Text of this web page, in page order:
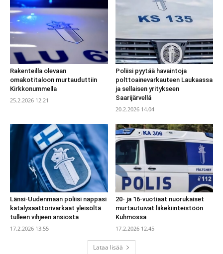
Rakenteilla olevaan
omakotitaloon murtauduttiin
Kirkkonummella
25.2.2026 12.21
Poliisi pyytää havaintoja
polttoainevarkauteen Laukaassa
ja sellaisen yritykseen
Saarijärvellä
20.2.2026 14.04
Länsi-Uudenmaan poliisi nappasi
katalysaattorivarkaat yleisöltä
tulleen vihjeen ansiosta
17.2.2026 13.55
20- ja 16-vuotiaat nuorukaiset
murtautuivat liikekiinteistöön
Kuhmossa
17.2.2026 12.45
Lataa lisää